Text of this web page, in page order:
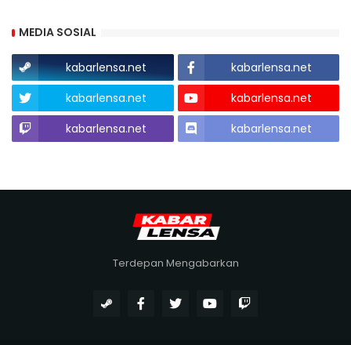
MEDIA SOSIAL
kabarlensa.net
kabarlensa.net
kabarlensa.net
kabarlensa.net
kabarlensa.net
kabarlensa.net
Terdepan Mengabarkan